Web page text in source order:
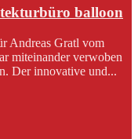
balloon
Andreas Gratl vom
miteinander verwoben
Der innovative und...